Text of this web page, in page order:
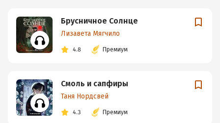
Брусничное Солнце
Лизавета Мягчило
4.8 Премиум
Смоль и сапфиры
Таня Нордсвей
4.3 Премиум